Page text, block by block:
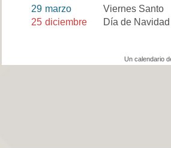
29 marzo
Viernes Santo
25 diciembre Día de Navidad
Un calendario